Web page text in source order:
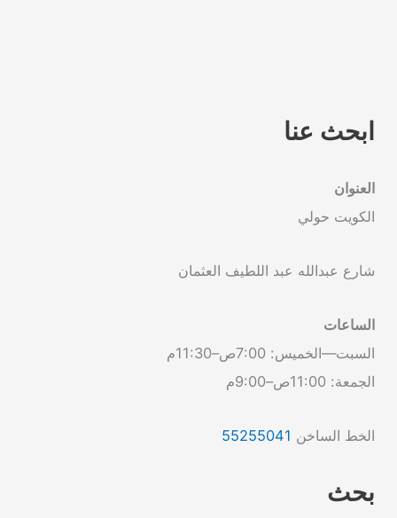
ابحث عنا
العنوان
الكويت حولي
شارع عبدالله عبد اللطيف العثمان
الساعات
السبت—الخميس: 7:00ص–11:30م
الجمعة: 11:00ص–9:00م
الخط الساخن 55255041
بحث